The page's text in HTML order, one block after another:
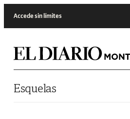
Accede sin límites
Esquelas